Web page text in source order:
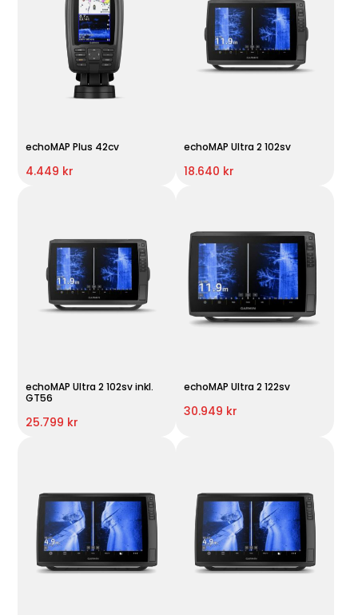
echoMAP Plus 42cv
4.449 kr
echoMAP Ultra 2 102sv
18.640 kr
echoMAP Ultra 2 102sv inkl.
GT56
25.799 kr
echoMAP Ultra 2 122sv
30.949 kr